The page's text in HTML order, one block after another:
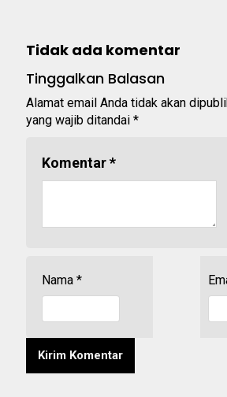
Tidak ada komentar
Tinggalkan Balasan
Alamat email Anda tidak akan
yang wajib ditandai *
Komentar*
Nama *